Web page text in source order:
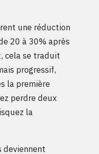
une réduction
20 à 30% après
cela se traduit
progressif,
la première
perdre deux
la
deviennent